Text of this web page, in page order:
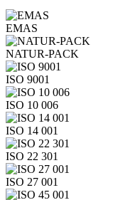
EMAS
NATUR-PACK
ISO 9001
ISO 10 006
ISO 14 001
ISO 22 301
ISO 27 001